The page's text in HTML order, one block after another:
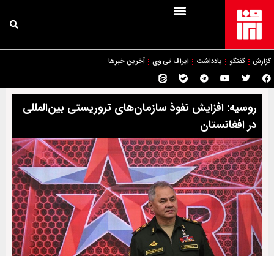
گزارش گفتگو یادداشت ایراف تی وی آخرین خبرها
روسیه: افزایش نفوذ سازمان‌های تروریستی بین‌المللی
در افغانستان